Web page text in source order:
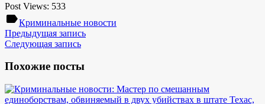
Post Views: 533
labelКриминальные новости
Предыдущая запись
Следующая запись
Похожие посты